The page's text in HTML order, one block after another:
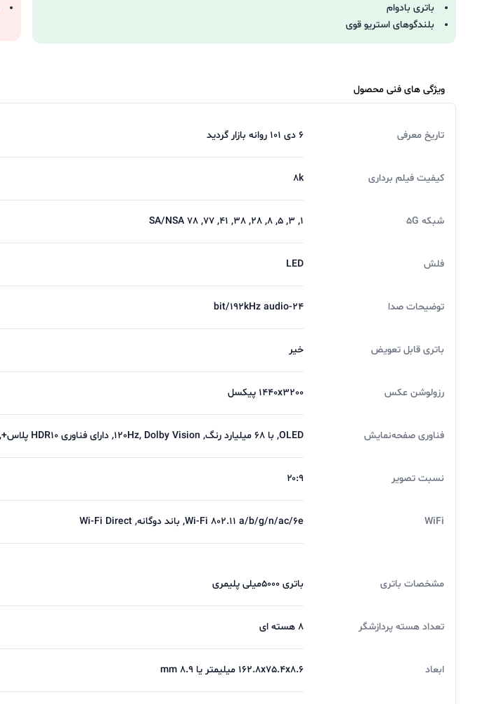
باتری بادوام
بلندگوهای استریو قوی
ویژگی های فنی محصول
تاریخ معرفی 6 دی 101 روانه بازار گردید
کیفیت فیلم برداری 8k
شبکه 5G 1, 3, 5, 8, 28, 38, 41, 77, 78 SA/NSA
فلش LED
توضیحات صدا 24-bit/192kHz audio
باتری قابل تعویض خیر
رزولوشن عکس 1440x3200 پیکسل
فناوری صفحه‌نمایش OLED, با 68 میلیارد رنگ, 120Hz, Dolby Vision, دارای فناوری HDR10 پلاس+, 1400 nits (peak)
نسبت تصویر ۲۰:۹
WiFi Wi-Fi 802.11 a/b/g/n/ac/6e, باند دوگانه, Wi-Fi Direct
مشخصات باتری باتری 5000میلی پلیمری
تعداد هسته پردازشگر 8 هسته ای
ابعاد 162.8x75.4x8.6 میلیمتر یا 8.9 mm